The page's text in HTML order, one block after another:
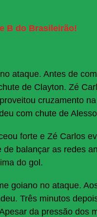
B do Brasileirão!
ataque. Antes de
de Clayton. Zé
cruzamento
com chute de
forte e Zé Carlos
balançar as redes
do gol.
goiano no ataque.
Três minutos
da pressão dos